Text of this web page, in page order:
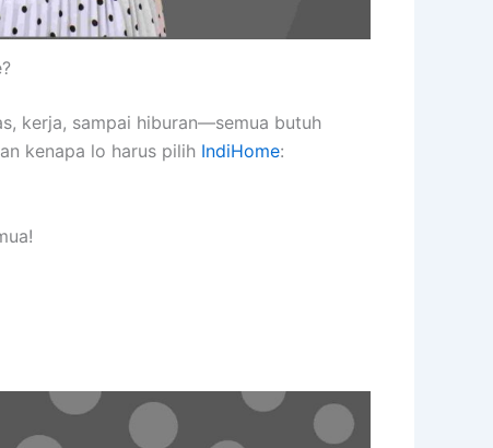
kerja, sampai hiburan—semua butuh
kenapa lo harus pilih IndiHome: